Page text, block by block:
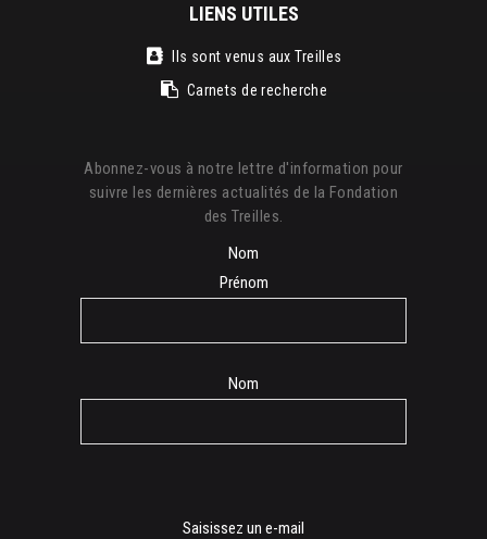
LIENS UTILES
Ils sont venus aux Treilles
Carnets de recherche
Abonnez-vous à notre lettre d'information pour
suivre les dernières actualités de la Fondation
des Treilles.
Nom
Prénom
Nom
Saisissez un e-mail